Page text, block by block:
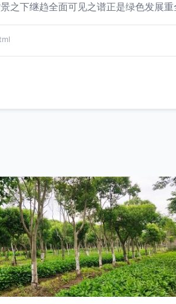
下继趋全面可见之谱正是绿色发展重